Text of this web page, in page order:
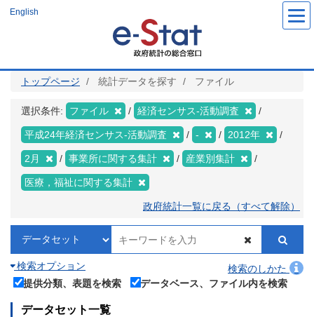
ツ
English
トップページ 統計データを探す ファイル
選択条件: ファイル 経済センサス‐活動調査
平成24年経済センサス‐活動調査 - 2012年
2月 事業所に関する集計 産業別集計
医療，福祉に関する集計
政府統計一覧に戻る（すべて解除）
検索オプション
検索のしかた
提供分類、表題を検索
データベース、ファイル内を検索
データセット一覧